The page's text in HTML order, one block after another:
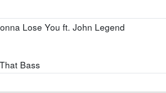
Lose You ft. John Legend
Bass